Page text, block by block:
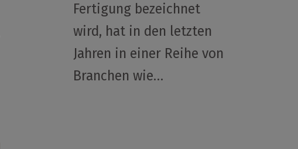
Fertigung bezeichnet
wird, hat in den letzten
Jahren in einer Reihe von
Branchen wie…